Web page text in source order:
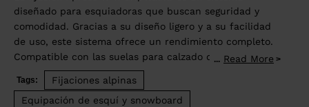
diseñado para esquiadoras que buscan seguridad y
comodidad. Gracias a su diseño ligero y a su facilidad
de uso, este sistema ofrece un rendimiento completo.
Compatible con las suelas para calzado de adulto ISO
5355 A y GripWalk® ISO 23223 A, este sistema permite
ajustar la longitud del calzado de 260 a 332 mm.
... Read More
Tags:
Fijaciones alpinas
Equipación de esquí y snowboard